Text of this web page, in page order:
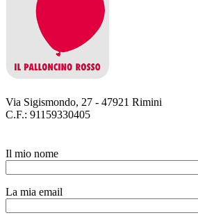
Via Sigismondo, 27 - 47921 Rimini
C.F.: 91159330405
Il mio nome
La mia email